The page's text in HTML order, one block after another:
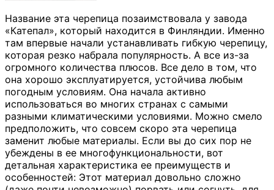
Название эта черепица позаимствовала у завода
«Катепал», который находится в Финляндии. Именно
там впервые начали устанавливать гибкую черепицу,
которая резко набрала популярность. А все из-за
огромного количества плюсов. Все дело в том, что
она хорошо эксплуатируется, устойчива любым
погодным условиям. Она начала активно
использоваться во многих странах с самыми
разными климатическими условиями. Можно смело
предположить, что совсем скоро эта черепица
заменит любые материалы. Если вы до сих пор не
убеждены в ее многофункциональности, вот
детальная характеристика ее преимуществ и
особенностей: Этот материал довольно сложно